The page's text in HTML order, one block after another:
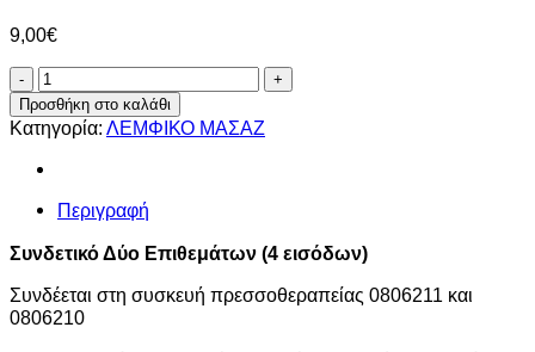
9,00€
Συνδετικό
Δύο
Επιθεμάτων
(4
εισόδων)
Προσθήκη στο καλάθι
Κατηγορία: ΛΕΜΦΙΚΟ ΜΑΣΑΖ
Περιγραφή
Συνδετικό Δύο Επιθεμάτων (4 εισόδων)
Συνδέεται στη συσκευή πρεσσοθεραπείας 0806211 και
0806210